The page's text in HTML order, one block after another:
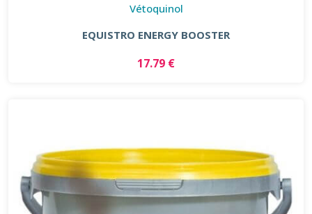
Vétoquinol
EQUISTRO ENERGY BOOSTER
17.79 €